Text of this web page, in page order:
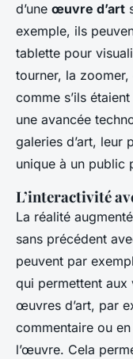
d’une œuvre d’art
exemple, ils
tablette pour
tourner, la zoomer,
comme s’ils
une avancée
galeries d’art, leur
unique à un public
L’interactivité
La réalité
sans précédent
peuvent par
qui permettent aux
œuvres d’art, par
commentaire ou
l’œuvre. Cela